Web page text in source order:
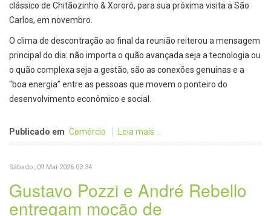
clássico de Chitãozinho & Xororó, para sua próxima visita a São
Carlos, em novembro.
O clima de descontração ao final da reunião reiterou a mensagem
principal do dia: não importa o quão avançada seja a tecnologia ou
o quão complexa seja a gestão, são as conexões genuínas e a
“boa energia” entre as pessoas que movem o ponteiro do
desenvolvimento econômico e social.
Publicado em Comércio Leia mais ...
Sábado, 09 Mai 2026 02:34
Gustavo Pozzi e André Rebello
entregam moção de